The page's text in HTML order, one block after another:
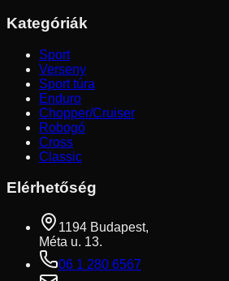
Kategóriák
Sport
Verseny
Sport túra
Enduro
Chopper/Cruiser
Robogó
Cross
Classic
Elérhetőség
1194 Budapest,
Méta u. 13.
06 1 280 6567